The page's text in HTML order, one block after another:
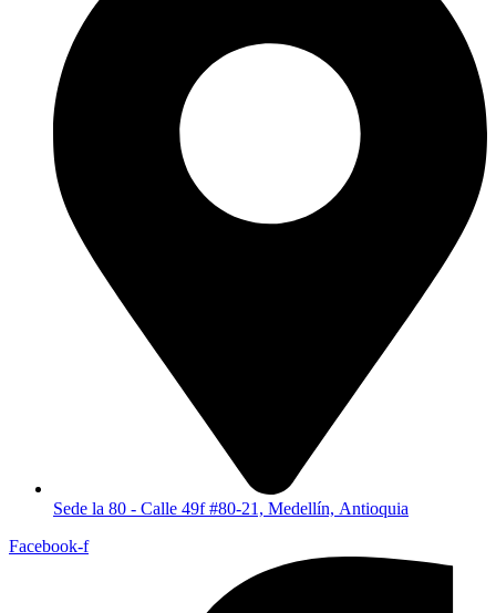
Sede la 80 - Calle 49f #80-21, Medellín, Antioquia
Facebook-f